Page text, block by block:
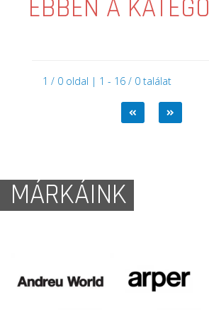
EBBEN A
1 / 0 oldal | 1 - 16 / 0 találat
MÁRKÁINK